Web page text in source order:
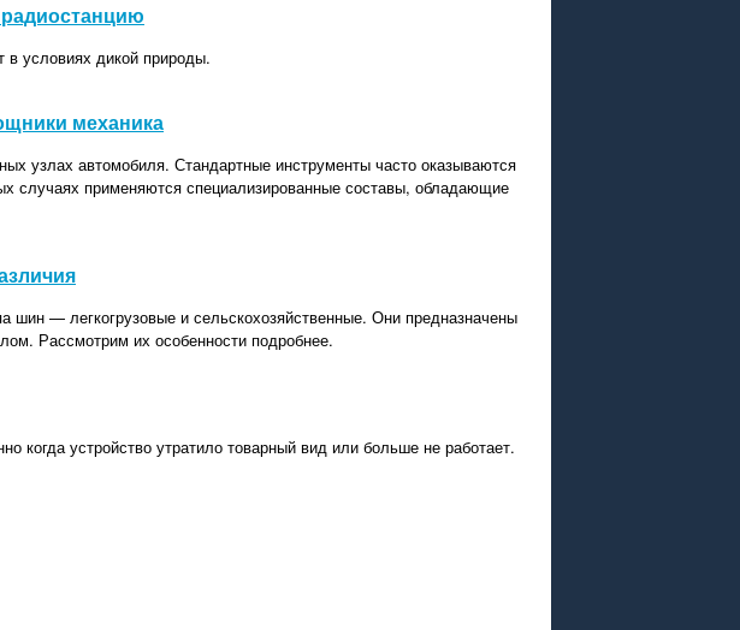
условиях дикой природы.
механика
узлах автомобиля. Стандартные инструменты часто оказываются
случаях применяются специализированные составы, обладающие
— легкогрузовые и сельскохозяйственные. Они предназначены
Рассмотрим их особенности подробнее.
когда устройство утратило товарный вид или больше не работает.